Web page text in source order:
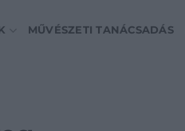
MŰVÉSZETI TANÁCSADÁS